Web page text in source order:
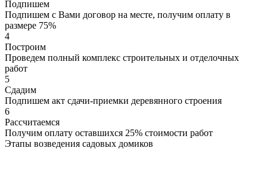
Подпишем
Подпишем с Вами договор на месте, получим оплату в
размере 75%
4
Построим
Проведем полный комплекс строительных и отделочных
работ
5
Сдадим
Подпишем акт сдачи-приемки деревянного строения
6
Рассчитаемся
Получим оплату оставшихся 25% стоимости работ
Этапы возведения садовых домиков